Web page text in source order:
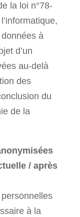
la loi n°78-
à
d’un
au-delà
des
du
de la
/ après
à la